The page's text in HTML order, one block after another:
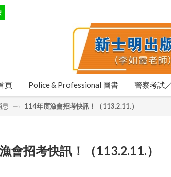
頁 Police & Professional 圖書 警察考試
—› 114年度漁會招考快訊！（113.2.11.）
會招考快訊！（113.2.11.）